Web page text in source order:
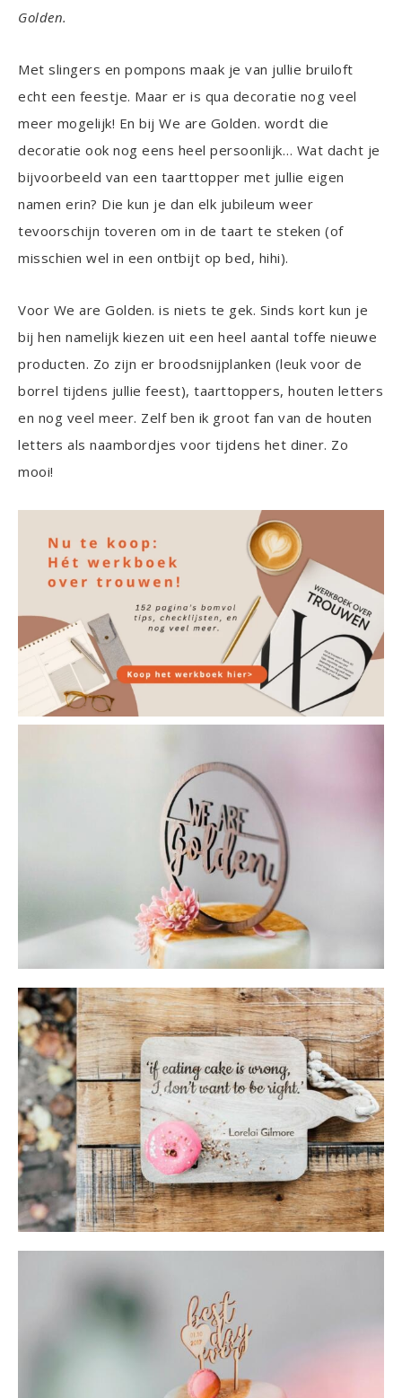
Golden.
Met slingers en pompons maak je van jullie bruiloft
echt een feestje. Maar er is qua decoratie nog veel
meer mogelijk! En bij We are Golden. wordt die
decoratie ook nog eens heel persoonlijk… Wat dacht je
bijvoorbeeld van een taarttopper met jullie eigen
namen erin? Die kun je dan elk jubileum weer
tevoorschijn toveren om in de taart te steken (of
misschien wel in een ontbijt op bed, hihi).
Voor We are Golden. is niets te gek. Sinds kort kun je
bij hen namelijk kiezen uit een heel aantal toffe nieuwe
producten. Zo zijn er broodsnijplanken (leuk voor de
borrel tijdens jullie feest), taarttoppers, houten letters
en nog veel meer. Zelf ben ik groot fan van de houten
letters als naambordjes voor tijdens het diner. Zo
mooi!